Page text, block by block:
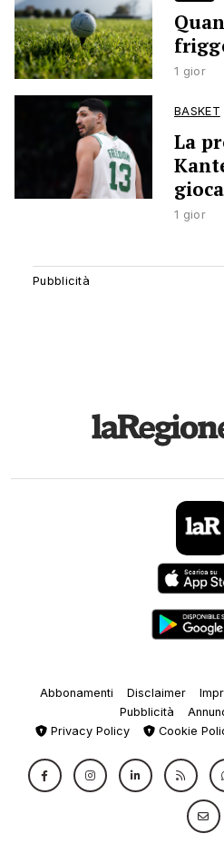
1 gior
BASKET
La
1 gior
Abbonamenti Disclaimer
Pubblicità
Privacy Policy
Cookie